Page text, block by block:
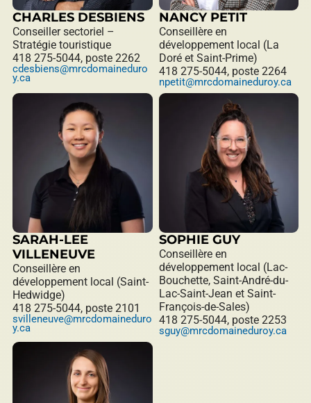
CHARLES DESBIENS
Conseiller sectoriel –
Stratégie touristique
418 275-5044, poste 2262
cdesbiens@mrcdomaineduro
y.ca
NANCY PETIT
Conseillère en
développement local (La
Doré et Saint-Prime)
418 275-5044, poste 2264
npetit@mrcdomaineduroy.ca
SARAH-LEE
VILLENEUVE
Conseillère en
développement local (Saint-
Hedwidge)
418 275-5044, poste 2101
svilleneuve@mrcdomaineduro
y.ca
SOPHIE GUY
Conseillère en
développement local (Lac-
Bouchette, Saint-André-du-
Lac-Saint-Jean et Saint-
François-de-Sales)
418 275-5044, poste 2253
sguy@mrcdomaineduroy.ca